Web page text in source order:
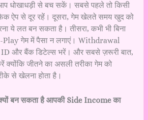
आप धोखाधड़ी से बच सकें। सबसे पहले तो किसी
ऐप से दूर रहें। दूसरा, गेम खेलते समय खुद को
ये लत बन सकता है। तीसरा, कभी भी बिना
Play गेम में पैसा न लगाएं। Withdrawal
और बैंक डिटेल्स भरें। और सबसे ज़रूरी बात,
जीतने का असली तरीका गेम को
से खेलना होता है।
बन सकता है आपकी Side Income का